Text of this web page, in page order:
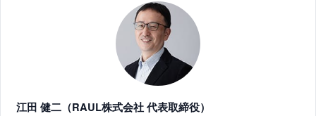
江田 健二（RAUL株式会社 代表取締役）